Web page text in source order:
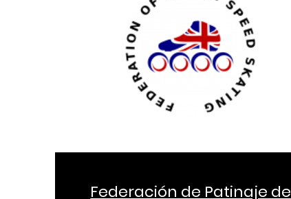
Federación de Patinaje de